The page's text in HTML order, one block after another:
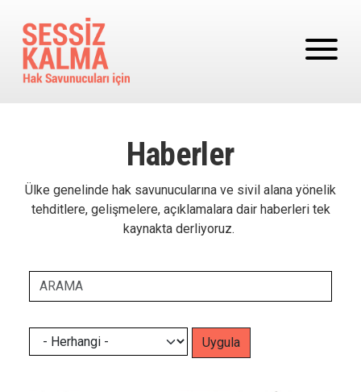
Haberler
Ülke genelinde hak savunucularına ve sivil alana yönelik
tehditlere, gelişmelere, açıklamalara dair haberleri tek
kaynakta derliyoruz.